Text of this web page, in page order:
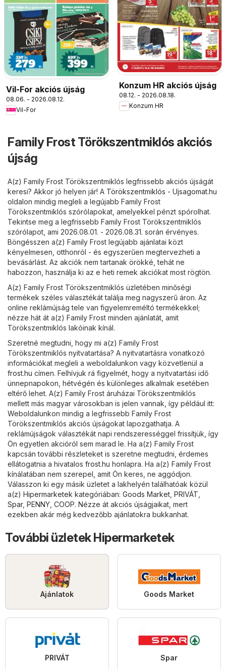
Vil-For akciós újság
08.06. - 2026.08.12.
Vil-For
Konzum HR akciós újság
08.12. - 2026.08.18.
Konzum HR
Family Frost Törökszentmiklós akciós
újság
A(z) Family Frost Törökszentmiklós legfrissebb akciós újságát
keresi? Akkor jó helyen jár! A Törökszentmiklós - Ujsagomat.hu
oldalon mindig megleli a legújabb Family Frost
Törökszentmiklós szórólapokat, amelyekkel pénzt spórolhat.
Tekintse meg a legfrissebb Family Frost Törökszentmiklós
szórólapot, ami 2026.08.01. - 2026.08.31. során érvényes.
Böngésszen a(z) Family Frost legújabb ajánlatai közt
kényelmesen, otthonról - és egyszerűen megtervezheti a
bevásárlást. Az akciók nem tartanak örökké, tehát ne
habozzon, használja ki az e heti remek akciókat most rögtön.
A(z) Family Frost Törökszentmiklós üzletében minőségi
termékek széles választékát találja meg nagyszerű áron. Az
online reklámújság tele van figyelemreméltó termékekkel;
nézze hát át a(z) Family Frost minden ajánlatát, amit
Törökszentmiklós lakóinak kínál.
Szeretné megtudni, hogy mi a(z) Family Frost
Törökszentmiklós nyitvatartása? A nyitvatartásra vonatkozó
információkat megleli a weboldalunkon vagy közvetlenül a
frost.hu címen. Felhívjuk rá figyelmét, hogy a nyitvatartási idő
ünnepnapokon, hétvégén és különleges alkalmak esetében
eltérő lehet. A(z) Family Frost áruházai Törökszentmiklós
mellett más magyar városokban is jelen vannak, így például itt:
Weboldalunkon mindig a legfrissebb Family Frost
Törökszentmiklós akciós újságokat lapozgathatja. A
reklámújságok választékát napi rendszerességgel frissítjük, így
Ön egyetlen akcióról sem marad le. Ha a(z) Family Frost
kapcsán további részleteket is szeretne megtudni, érdemes
ellátogatnia a hivatalos frost.hu honlapra. Ha a(z) Family Frost
kínálatában nem szerepel, amit Ön keres, ne aggódjon.
Válasszon ki egy másik üzletet a lakhelyén találhatóak közül
a(z) Hipermarketek kategóriában: Goods Market PRIVÁT
Spar, PENNY COOP. Nézze át akciós újságjaikat, mert
ezekben akár még kedvezőbb ajánlatokra bukkanhat.
További üzletek Hipermarketek
Ajánlatok Goods Market
PRIVÁT Spar